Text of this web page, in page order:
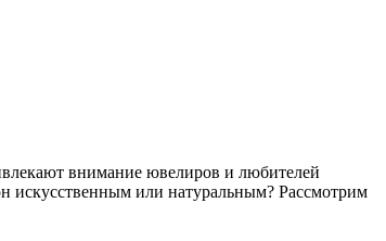
внимание ювелиров и любителей
искусственным или натуральным? Рассмотрим